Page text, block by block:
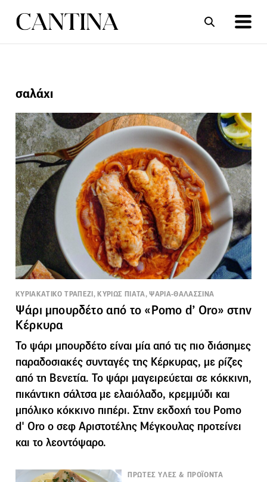
σαλάχι
ΚΥΡΙΑΚΑΤΙΚΟ ΤΡΑΠΕΖΙ, ΚΥΡΙΩΣ ΠΙΑΤΑ, ΨΑΡΙΑ-ΘΑΛΑΣΣΙΝΑ
Ψάρι μπουρδέτο από το «Pomo d’ Oro» στην
Κέρκυρα
Το ψάρι μπουρδέτο είναι μία από τις πιο διάσημες
παραδοσιακές συνταγές της Κέρκυρας, με ρίζες
από τη Βενετία. Το ψάρι μαγειρεύεται σε κόκκινη,
πικάντικη σάλτσα με ελαιόλαδο, κρεμμύδι και
μπόλικο κόκκινο πιπέρι. Στην εκδοχή του Pomo
d' Oro ο σεφ Αριστοτέλης Μέγκουλας προτείνει
και το λεοντόψαρο.
ΠΡΩΤΕΣ ΥΛΕΣ & ΠΡΟΪΟΝΤΑ